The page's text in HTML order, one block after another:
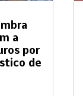
a
por
de